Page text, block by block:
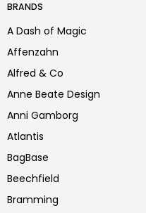
BRANDS
A Dash of Magic
Affenzahn
Alfred & Co
Anne Beate Design
Anni Gamborg
Atlantis
BagBase
Beechfield
Bramming